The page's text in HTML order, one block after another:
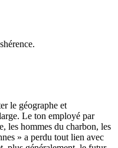
le géographe et
Le ton employé par
les hommes du charbon, les
» a perdu tout lien avec